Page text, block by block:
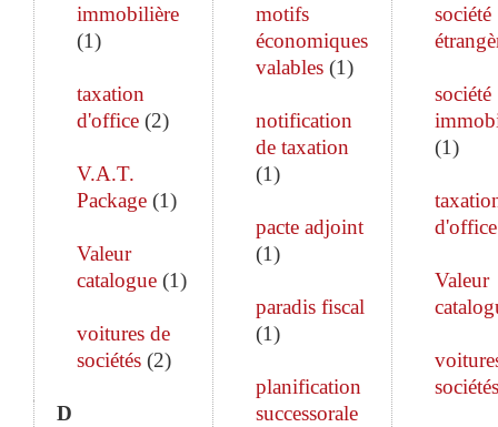
immobilière
(1)
taxation
d'office (2)
V.A.T.
Package (1)
Valeur
catalogue (1)
voitures de
sociétés (2)
D
motifs
économiques
valables(1)
notification
de taxation
(1)
pacte adjoint
(1)
paradis fiscal
(1)
planification
successorale
société
société
(1)
d'office
Valeur
sociétés